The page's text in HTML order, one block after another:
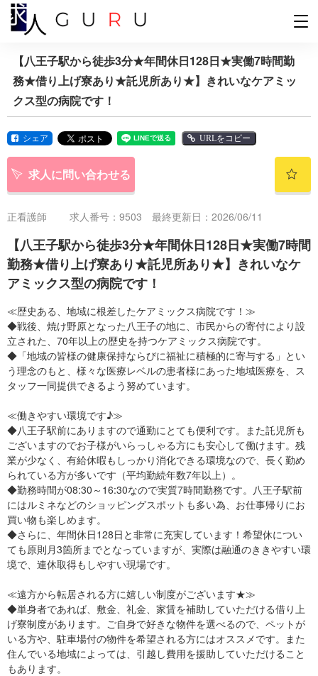
【八王子駅から徒歩3分★年間休日128日★実働7時間勤
務★借り上げ寮あり★託児所あり★】きれいなケアミッ
クス型の病院です！
シェア URLをコピー
求人に問い合わせる
正看護師 求人番号：9503 最終更新日：2026/06/11
【八王子駅から徒歩3分★年間休日128日★実働7時間
勤務★借り上げ寮あり★託児所あり★】きれいなケ
アミックス型の病院です！
≪歴史ある、地域に根差したケアミックス病院です！≫
◆戦後、焼け野原となった八王子の地に、市民からの寄付により設
立された、70年以上の歴史を持つケアミックス病院です。
◆「地域の皆様の健康保持ならびに福祉に積極的に寄与する」とい
う理念のもと、様々な医療レベルの患者様にあった地域医療を、ス
タッフ一同提供できるよう努めています。
≪働きやすい環境です♪≫
◆八王子駅前にありますので通勤にとても便利です。また託児所も
ございますのでお子様がいらっしゃる方にも安心して働けます。残
業が少なく、有給休暇もしっかり消化できる環境なので、長く勤め
られている方が多いです（平均勤続年数7年以上）。
◆勤務時間が08:30～16:30なので実質7時間勤務です。八王子駅前
にはルミネなどのショッピングスポットも多い為、お仕事帰りにお
買い物も楽しめます。
◆さらに、年間休日128日と非常に充実しています！希望休につい
ても原則月3箇所までとなっていますが、実際は融通のききやすい環
境で、連休取得もしやすい現場です。
≪遠方から転居される方に嬉しい制度がございます★≫
◆単身者であれば、敷金、礼金、家賃を補助していただける借り上
げ寮制度があります。ご自身で好きな物件を選べるので、ペットが
いる方や、駐車場付の物件を希望される方にはオススメです。また
住んでいる地域によっては、引越し費用を援助していただけること
もあります。